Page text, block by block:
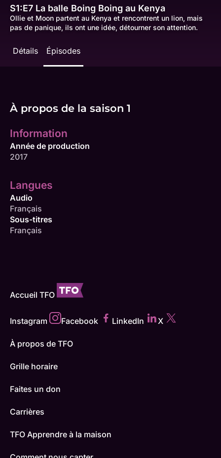
S1:E7 La balle Boing Boing au Kenya
Ollie et Moon partent au Kenya et rencontrent un lion, mais
pas de panique, ils ont une idée, détourner son attention.
Détails Épisodes
À propos de la saison 1
Information
Année de production
2017
Langues
Audio
Français
Sous-titres
Français
Accueil TFO
Instagram Facebook LinkedIn X
À propos de TFO
Grille horaire
Faites un don
Carrières
TFO Apprendre à la maison